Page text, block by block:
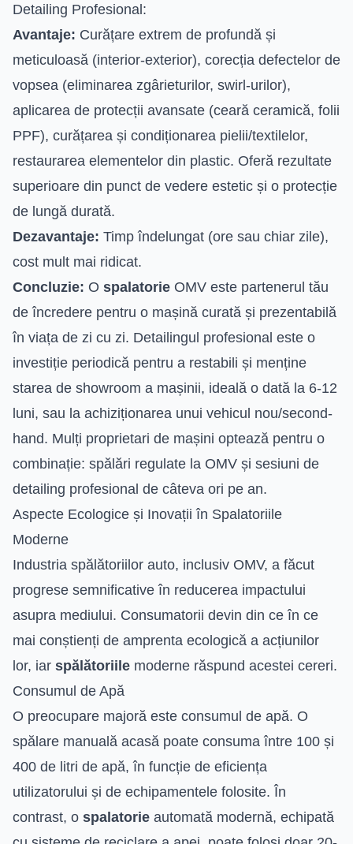
Detailing Profesional:
Avantaje: Curățare extrem de profundă și
meticuloasă (interior-exterior), corecția defectelor de
vopsea (eliminarea zgârieturilor, swirl-urilor),
aplicarea de protecții avansate (ceară ceramică, folii
PPF), curățarea și condiționarea pielii/textilelor,
restaurarea elementelor din plastic. Oferă rezultate
superioare din punct de vedere estetic și o protecție
de lungă durată.
Dezavantaje: Timp îndelungat (ore sau chiar zile),
cost mult mai ridicat.
Concluzie: O spalatorie OMV este partenerul tău
de încredere pentru o mașină curată și prezentabilă
în viața de zi cu zi. Detailingul profesional este o
investiție periodică pentru a restabili și menține
starea de showroom a mașinii, ideală o dată la 6-12
luni, sau la achiziționarea unui vehicul nou/second-
hand. Mulți proprietari de mașini optează pentru o
combinație: spălări regulate la OMV și sesiuni de
detailing profesional de câteva ori pe an.
Aspecte Ecologice și Inovații în Spalatoriile
Moderne
Industria spălătoriilor auto, inclusiv OMV, a făcut
progrese semnificative în reducerea impactului
asupra mediului. Consumatorii devin din ce în ce
mai conștienți de amprenta ecologică a acțiunilor
lor, iar spălătoriile moderne răspund acestei cereri.
Consumul de Apă
O preocupare majoră este consumul de apă. O
spălare manuală acasă poate consuma între 100 și
400 de litri de apă, în funcție de eficiența
utilizatorului și de echipamentele folosite. În
contrast, o spalatorie automată modernă, echipată